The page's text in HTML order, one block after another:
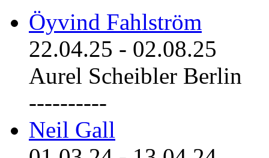
Öyvind Fahlström
22.04.25 - 02.08.25
Aurel Scheibler Berlin
----------
Neil Gall